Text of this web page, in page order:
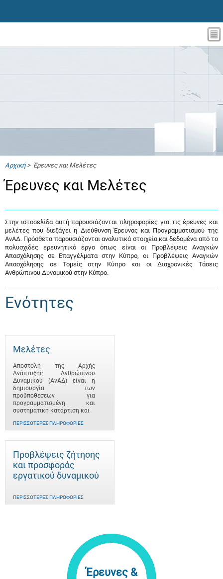
Αρχική> Έρευνες και Μελέτες
Έρευνες και Μελέτες
Στην ιστοσελίδα αυτή παρουσιάζονται πληροφορίες για τις έρευνες και
μελέτες που διεξάγει η Διεύθυνση Έρευνας και Προγραμματισμού της
ΑνΑΔ. Πρόσθετα παρουσιάζονται αναλυτικά στοιχεία και δεδομένα από το
πολυσχιδές ερευνητικό έργο όπως είναι οι Προβλέψεις Αναγκών
Απασχόλησης σε Επαγγέλματα στην Κύπρο, οι Προβλέψεις Αναγκών
Απασχόλησης σε Τομείς στην Κύπρο και οι Διαχρονικές Τάσεις
Ανθρώπινου Δυναμικού στην Κύπρο.
Ενότητες
Μελέτες
Αποστολή της Αρχής
Ανάπτυξης Ανθρώπινου
Δυναμικού (ΑνΑΔ) είναι η
δημιουργία των
προϋποθέσεων για
προγραμματισμένη και
συστηματική κατάρτιση και
ΠΕΡΙΣΣΌΤΕΡΕΣ ΠΛΗΡΟΦΟΡΊΕΣ
Προβλέψεις ζήτησης
και προσφοράς
εργατικού δυναμικού
ΠΕΡΙΣΣΌΤΕΡΕΣ ΠΛΗΡΟΦΟΡΊΕΣ
Έρευνες &